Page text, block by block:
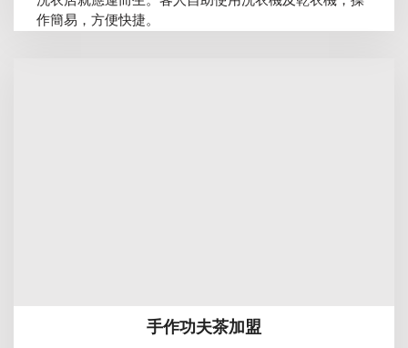
作簡易，方便快捷。
手作功夫茶加盟